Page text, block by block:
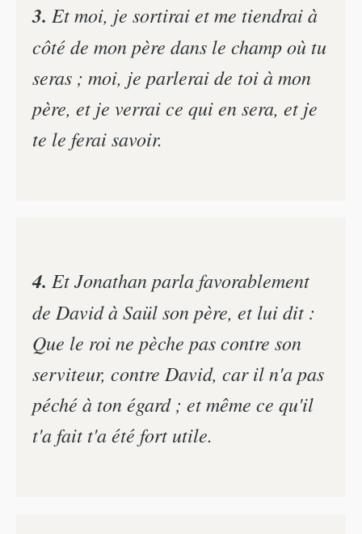
3. Et moi, je sortirai et me tiendrai à
côté de mon père dans le champ où tu
seras ; moi, je parlerai de toi à mon
père, et je verrai ce qui en sera, et je
te le ferai savoir.
4. Et Jonathan parla favorablement
de David à Saül son père, et lui dit :
Que le roi ne pèche pas contre son
serviteur, contre David, car il n'a pas
péché à ton égard ; et même ce qu'il
t'a fait t'a été fort utile.